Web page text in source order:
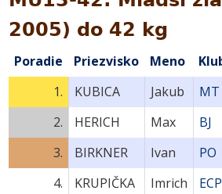
2005) do 42 kg
Poradie Priezvisko Meno
1.
KUBICA Jakub MT
2.
HERICH Max BJ
3.
BIRKNER Ivan PO
4.
KRUPIČKA Imrich ECP